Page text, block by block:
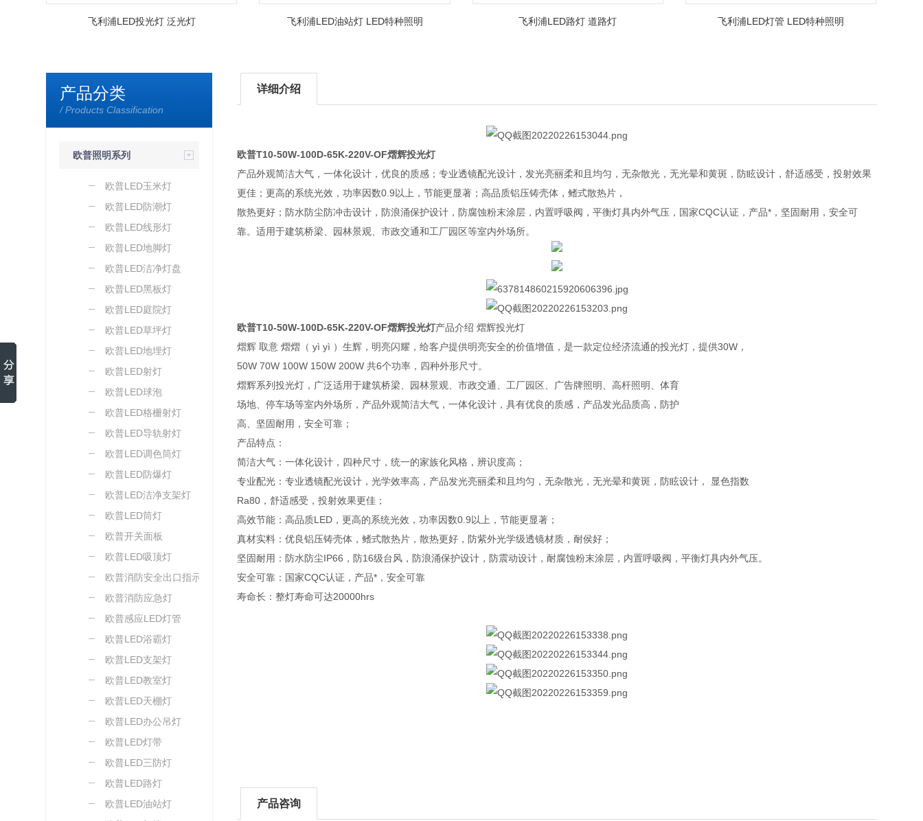
飞利浦LED投光灯 泛光灯 飞利浦LED油站灯 LED特种照明 飞利浦LED路灯 道路灯 飞利浦LED灯管 LED特种照明
产品分类
/ Products Classification
欧普照明系列
欧普LED玉米灯
欧普LED防潮灯
欧普LED线形灯
欧普LED地脚灯
欧普LED洁净灯盘
欧普LED黑板灯
欧普LED庭院灯
欧普LED草坪灯
欧普LED地埋灯
欧普LED射灯
欧普LED球泡
欧普LED格栅射灯
欧普LED导轨射灯
欧普LED调色筒灯
欧普LED防爆灯
欧普LED洁净支架灯
欧普LED筒灯
欧普开关面板
欧普LED吸顶灯
欧普消防安全出口指示灯
欧普消防应急灯
欧普感应LED灯管
欧普LED浴霸灯
欧普LED支架灯
欧普LED教室灯
欧普LED天棚灯
欧普LED办公吊灯
欧普LED灯带
欧普LED三防灯
欧普LED路灯
欧普LED油站灯
详细介绍
欧普T10-50W-100D-65K-220V-OF熠辉投光灯
产品外观简洁大气，一体化设计，优良的质感；专业透镜配光设计，发光亮丽柔和且均匀，无杂散光，无光晕和黄斑，防眩设计，舒适感受，投射效果
更佳；更高的系统光效，功率因数0.9以上，节能更显著；高品质铝压铸壳体，鳍式散热片，
散热更好；防水防尘防冲击设计，防浪涌保护设计，防腐蚀粉末涂层，内置呼吸阀，平衡灯具内外气压，国家CQC认证，产品*，坚固耐用，安全可
靠。适用于建筑桥梁、园林景观、市政交通和工厂园区等室内外场所。
欧普T10-50W-100D-65K-220V-OF熠辉投光灯产品介绍 熠辉投光灯
熠辉 取意 熠熠（ yì yì ）生辉，明亮闪耀，给客户提供明亮安全的价值增值，是一款定位经济流通的投光灯，提供30W，
50W 70W 100W 150W 200W 共6个功率，四种外形尺寸。
熠辉系列投光灯，广泛适用于建筑桥梁、园林景观、市政交通、工厂园区、广告牌照明、高杆照明、体育
场地、停车场等室内外场所，产品外观简洁大气，一体化设计，具有优良的质感，产品发光品质高，防护
高、坚固耐用，安全可靠；
产品特点：
简洁大气：一体化设计，四种尺寸，统一的家族化风格，辨识度高；
专业配光：专业透镜配光设计，光学效率高，产品发光亮丽柔和且均匀，无杂散光，无光晕和黄斑，防眩设计， 显色指数
Ra80，舒适感受，投射效果更佳；
高效节能：高品质LED，更高的系统光效，功率因数0.9以上，节能更显著；
真材实料：优良铝压铸壳体，鳍式散热片，散热更好，防紫外光学级透镜材质，耐侯好；
坚固耐用：防水防尘IP66，防16级台风，防浪涌保护设计，防震动设计，耐腐蚀粉末涂层，内置呼吸阀，平衡灯具内外气压。
安全可靠：国家CQC认证，产品*，安全可靠
寿命长：整灯寿命可达20000hrs
产品咨询